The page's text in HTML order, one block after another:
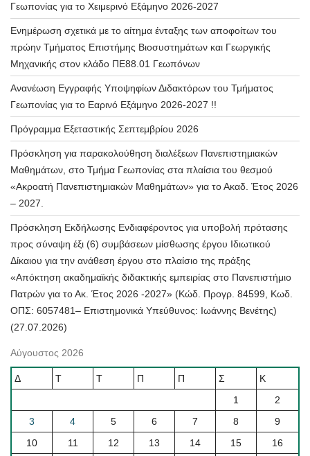
Γεωπονίας για το Χειμερινό Εξάμηνο 2026-2027
Ενημέρωση σχετικά με το αίτημα ένταξης των αποφοίτων του
πρώην Τμήματος Επιστήμης Βιοσυστημάτων και Γεωργικής
Μηχανικής στον κλάδο ΠΕ88.01 Γεωπόνων
Ανανέωση Εγγραφής Υποψηφίων Διδακτόρων του Τμήματος
Γεωπονίας για το Εαρινό Εξάμηνο 2026-2027 !!
Πρόγραμμα Εξεταστικής Σεπτεμβρίου 2026
Πρόσκληση για παρακολούθηση διαλέξεων Πανεπιστημιακών
Μαθημάτων, στο Τμήμα Γεωπονίας στα πλαίσια του θεσμού
«Ακροατή Πανεπιστημιακών Μαθημάτων» για το Ακαδ. Έτος 2026
– 2027.
Πρόσκληση Εκδήλωσης Ενδιαφέροντος για υποβολή πρότασης
προς σύναψη έξι (6) συμβάσεων μίσθωσης έργου Ιδιωτικού
Δίκαιου για την ανάθεση έργου στο πλαίσιο της πράξης
«Απόκτηση ακαδημαϊκής διδακτικής εμπειρίας στο Πανεπιστήμιο
Πατρών για το Ακ. Έτος 2026 -2027» (Κώδ. Προγρ. 84599, Κωδ.
ΟΠΣ: 6057481– Επιστημονικά Υπεύθυνος: Ιωάννης Βενέτης)
(27.07.2026)
Αύγουστος 2026
Δ Τ Τ Π Π Σ
Κ
1
2
3
4 5 6 7 8
9
10
11 12 13 14 15
16